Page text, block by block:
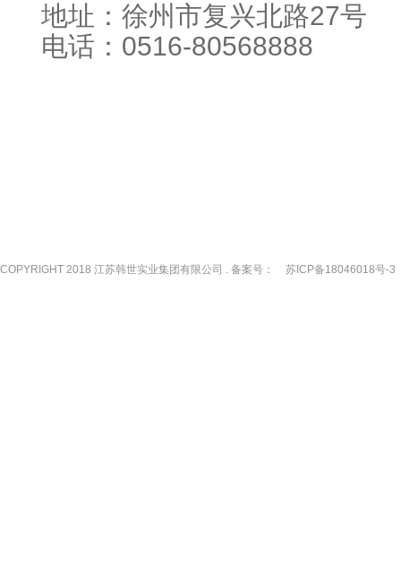
地址：徐州市复兴北路27号
电话：0516-80568888
COPYRIGHT 2018 江苏韩世实业集团有限公司 . 备案号： 苏ICP备18046018号-3